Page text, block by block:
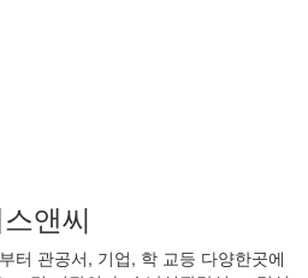
앤씨
터 관공서, 기업, 학 교등 다양한곳에